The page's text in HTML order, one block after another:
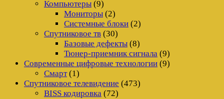
Компьютеры (9)
Мониторы (2)
Системные блоки (2)
Спутниковое тв (30)
Базовые дефекты (8)
Тюнер-приемник сигнала (9)
Современные цифровые технологии (9)
Смарт(1)
Спутниковое телевидение (473)
BISS кодировка (72)